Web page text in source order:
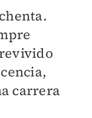
carrera